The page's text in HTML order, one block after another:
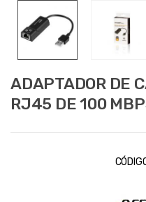
ADAPTADOR DE
RJ45 DE 100